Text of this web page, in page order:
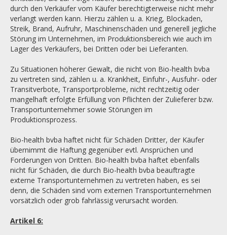
durch den Verkäufer vom Käufer berechtigterweise nicht mehr
verlangt werden kann. Hierzu zählen u. a. Krieg, Blockaden,
Streik, Brand, Aufruhr, Maschinenschäden und generell jegliche
Störung im Unternehmen, im Produktionsbereich wie auch im
Lager des Verkäufers, bei Dritten oder bei Lieferanten.
Zu Situationen höherer Gewalt, die nicht von Bio-health bvba
zu vertreten sind, zählen u. a. Krankheit, Einfuhr-, Ausfuhr- oder
Transitverbote, Transportprobleme, nicht rechtzeitig oder
mangelhaft erfolgte Erfüllung von Pflichten der Zulieferer bzw.
Transportunternehmer sowie Störungen im
Produktionsprozess.
Bio-health bvba haftet nicht für Schäden Dritter, der Käufer
übernimmt die Haftung gegenüber evtl. Ansprüchen und
Forderungen von Dritten. Bio-health bvba haftet ebenfalls
nicht für Schäden, die durch Bio-health bvba beauftragte
externe Transportunternehmen zu vertreten haben, es sei
denn, die Schäden sind vom externen Transportunternehmen
vorsätzlich oder grob fahrlässig verursacht worden.
Artikel 6: